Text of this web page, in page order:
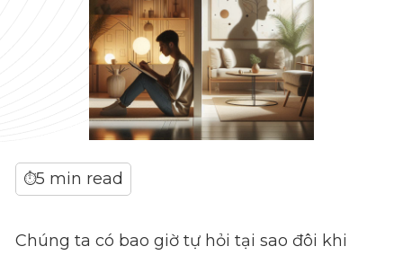
⏱5 min read
Chúng ta có bao giờ tự hỏi tại sao đôi khi